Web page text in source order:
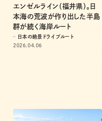
エンゼルライン（福井県）。日
本海の荒波が作り出した半島
群が続く海岸ルート
日本の絶景ドライブルート
2026.04.06